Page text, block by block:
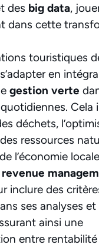
des big data,
dans cette
touristiques
en
gestion verte
Cela
déchets,
ressources
l’économie
revenue
inclure des
ses analyses
ainsi une
entre